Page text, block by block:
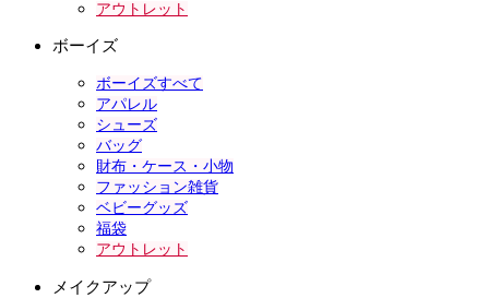
アウトレット
ボーイズ
ボーイズすべて
アパレル
シューズ
バッグ
財布・ケース・小物
ファッション雑貨
ベビーグッズ
福袋
アウトレット
メイクアップ